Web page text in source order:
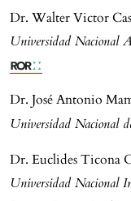
Dr. Walter Victor
Universidad Nacional
Dr. José Antonio
Universidad Nacional
Dr. Euclides Ticona
Universidad Nacional